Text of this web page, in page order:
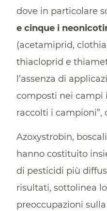
dove in particolare
e cinque i
(acetamiprid,
thiacloprid e
l’assenza di
composti nei campi
raccolti i campioni”,
Azoxystrobin,
hanno costituito
di pesticidi più
risultati, sottolinea
preoccupazioni